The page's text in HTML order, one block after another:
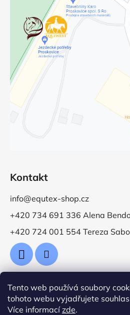
Tento web používá soubory
tohoto webu vyjadřujete
Více informacízde.
Kontakt
info@equtex-shop.cz
+420 734 691 336 Alena
+420 724 001 554 Tereza
Přijímáme online platby